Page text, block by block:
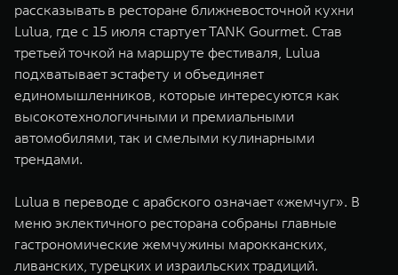
от 6 149 000 ₽ от 5 699
WEY 80
от 6 449 000 ₽
WEY 80
от 8 099
рассказывать в ресторане ближневосточной кухни
Lulua, где с 15 июля стартует TANK Gourmet. Став
третьей точкой на маршруте фестиваля, Lulua
подхватывает эстафету и объединяет
единомышленников, которые интересуются как
высокотехнологичными и премиальными
автомобилями, так и смелыми кулинарными
трендами.
Lulua в переводе с арабского означает «жемчуг». В
меню эклектичного ресторана собраны главные
гастрономические жемчужины марокканских,
ливанских, турецких и израильских традиций.